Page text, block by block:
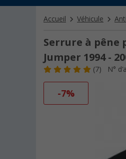
Accueil Véhicule
Serrure à pêne
Jumper 1994 -
(7) N°
-7%